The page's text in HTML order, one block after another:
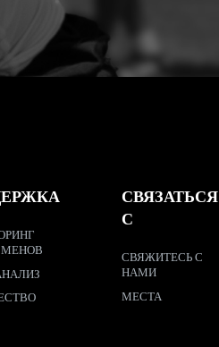
СВЯЗАТЬСЯ
С
СВЯЖИТЕСЬ С
НАМИ
МЕСТА